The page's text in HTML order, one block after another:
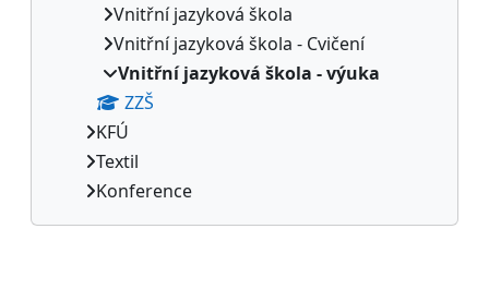
Vnitřní jazyková škola
Vnitřní jazyková škola - Cvičení
Vnitřní jazyková škola - výuka
ZZŠ
KFÚ
Textil
Konference